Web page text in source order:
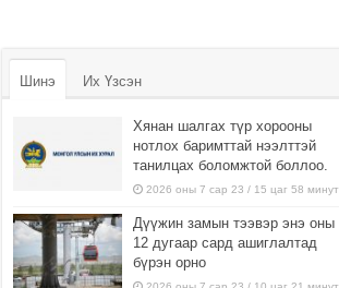
Шинэ Их Үзсэн
Хянан шалгах түр хорооны
нотлох баримттай нээлттэй
танилцах боломжтой боллоо.
2026 оны 7 сар 23 / 15 цаг 58 минут
Дүүжин замын тээвэр энэ оны
12 дугаар сард ашиглалтад
бүрэн орно